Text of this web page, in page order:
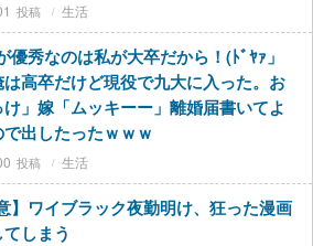
生活
優秀なのは私が大卒だから！(ﾄﾞﾔｧ」
高卒だけど現役で九大に入った。お
」嫁「ムッキーー」離婚届書いてよ
出したったｗｗｗ
生活
】ワイブラック夜勤明け、狂った漫画
しまう